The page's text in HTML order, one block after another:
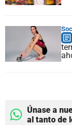
Únase a
al tanto de